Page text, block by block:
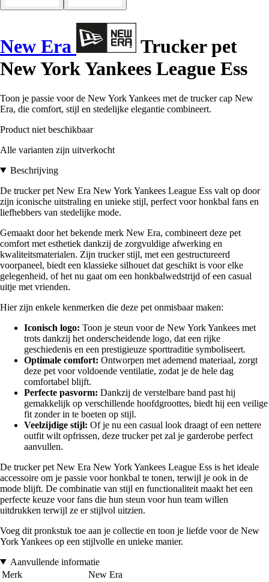
New Era
Trucker pet
New York Yankees League Ess
Toon je passie voor de New York Yankees met de trucker cap New
Era, die comfort, stijl en stedelijke elegantie combineert.
Product niet beschikbaar
Alle varianten zijn uitverkocht
Beschrijving
De trucker pet New Era New York Yankees League Ess valt op door
zijn iconische uitstraling en unieke stijl, perfect voor honkbal fans en
liefhebbers van stedelijke mode.
Gemaakt door het bekende merk New Era, combineert deze pet
comfort met esthetiek dankzij de zorgvuldige afwerking en
kwaliteitsmaterialen. Zijn trucker stijl, met een gestructureerd
voorpaneel, biedt een klassieke silhouet dat geschikt is voor elke
gelegenheid, of het nu gaat om een honkbalwedstrijd of een casual
uitje met vrienden.
Hier zijn enkele kenmerken die deze pet onmisbaar maken:
Iconisch logo: Toon je steun voor de New York Yankees met
trots dankzij het onderscheidende logo, dat een rijke
geschiedenis en een prestigieuze sporttraditie symboliseert.
Optimale comfort: Ontworpen met ademend materiaal, zorgt
deze pet voor voldoende ventilatie, zodat je de hele dag
comfortabel blijft.
Perfecte pasvorm: Dankzij de verstelbare band past hij
gemakkelijk op verschillende hoofdgroottes, biedt hij een veilige
fit zonder in te boeten op stijl.
Veelzijdige stijl: Of je nu een casual look draagt of een nettere
outfit wilt opfrissen, deze trucker pet zal je garderobe perfect
aanvullen.
De trucker pet New Era New York Yankees League Ess is het ideale
accessoire om je passie voor honkbal te tonen, terwijl je ook in de
mode blijft. De combinatie van stijl en functionaliteit maakt het een
perfecte keuze voor fans die hun steun voor hun team willen
uitdrukken terwijl ze er stijlvol uitzien.
Voeg dit pronkstuk toe aan je collectie en toon je liefde voor de New
York Yankees op een stijlvolle en unieke manier.
Aanvullende informatie
Merk
New Era